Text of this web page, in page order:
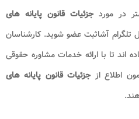
در مورد جزئیات قانون پایانه های
تلگرام آشاثبت عضو شوید. کارشناسان
اند تا با ارائه خدمات مشاوره حقوقی
اطلاع از جزئیات قانون پایانه های